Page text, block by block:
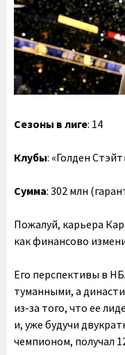
Сезоны в лиге: 14
Клубы: «Голден
Сумма: 302 млн
Пожалуй, карьера
как финансово
Его перспективы в
туманными, а
из-за того, что ее
и, уже будучи
чемпионом, получал